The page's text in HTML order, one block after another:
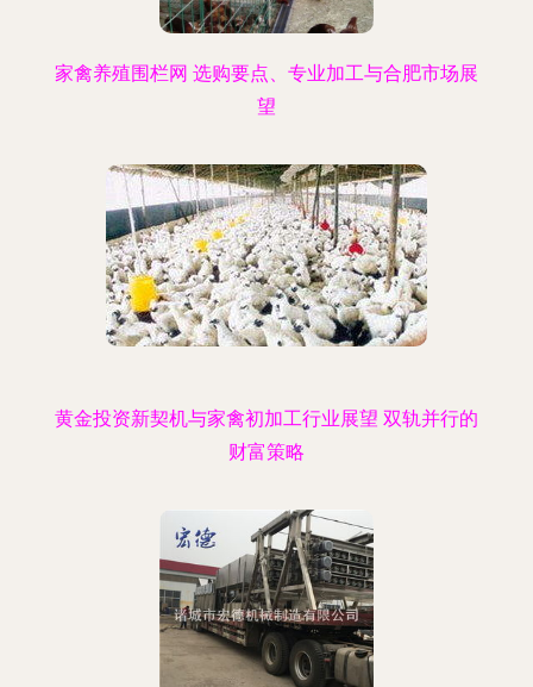
家禽养殖围栏网 选购要点、专业加工与合肥市场展
望
黄金投资新契机与家禽初加工行业展望 双轨并行的
财富策略